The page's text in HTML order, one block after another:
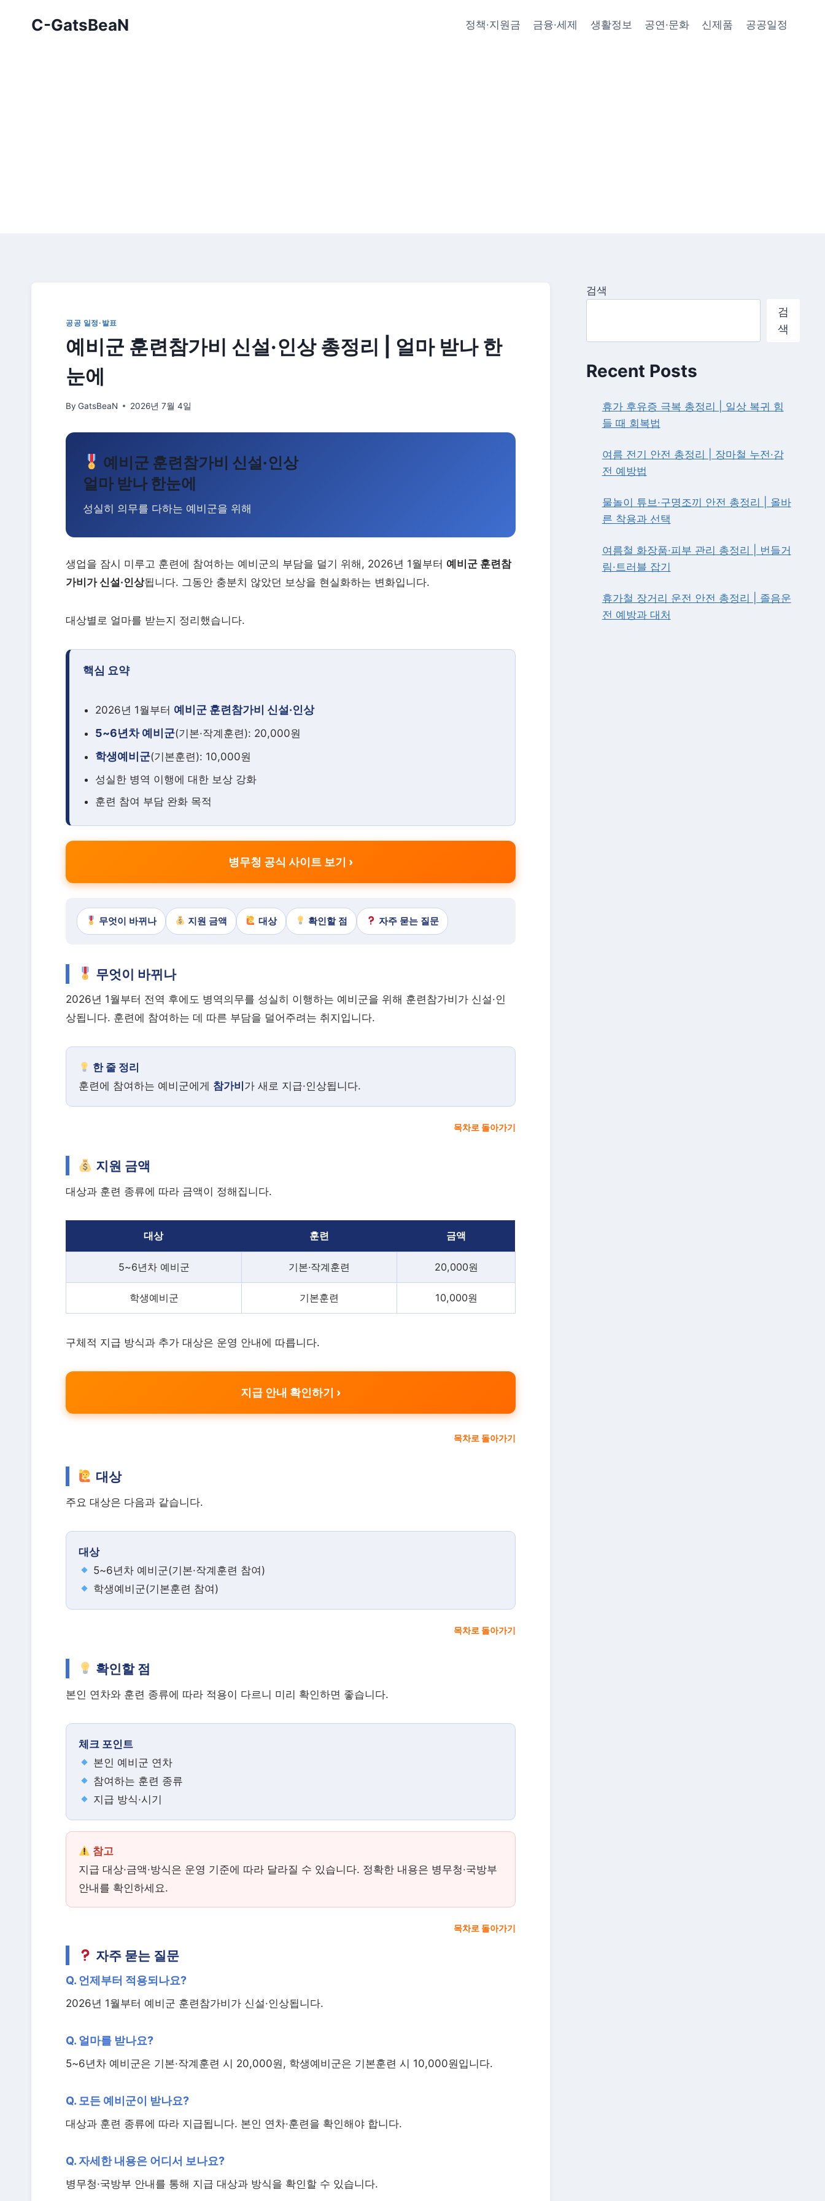
C-GatsBeaN 정책·지원금 금융·세제 생활정보 공연·문화 신제품 공공일정
공공 일정·발표
예비군 훈련참가비 신설·인상 총정리 | 얼마 받나 한
눈에
By GatsBeaN 2026년 7월 4일
예비군 훈련참가비 신설·인상
얼마 받나 한눈에
성실히 의무를 다하는 예비군을 위해
생업을 잠시 미루고 훈련에 참여하는 예비군의 부담을 덜기 위해, 2026년 1월부터 예비군 훈련참
가비가 신설·인상됩니다. 그동안 충분치 않았던 보상을 현실화하는 변화입니다.
대상별로 얼마를 받는지 정리했습니다.
핵심 요약
2026년 1월부터 예비군 훈련참가비 신설·인상
5~6년차 예비군(기본·작계훈련): 20,000원
학생예비군(기본훈련): 10,000원
성실한 병역 이행에 대한 보상 강화
훈련 참여 부담 완화 목적
병무청 공식 사이트 보기
무엇이 바뀌나 지원 금액 대상 확인할 점 자주 묻는 질문
무엇이 바뀌나
2026년 1월부터 전역 후에도 병역의무를 성실히 이행하는 예비군을 위해 훈련참가비가 신설·인
상됩니다. 훈련에 참여하는 데 따른 부담을 덜어주려는 취지입니다.
한 줄 정리
훈련에 참여하는 예비군에게 참가비 가 새로 지급·인상됩니다.
목차로 돌아가기
지원 금액
대상과 훈련 종류에 따라 금액이 정해집니다.
대상 훈련 금액
5~6년차 예비군 기본·작계훈련 20,000원
학생예비군 기본훈련 10,000원
구체적 지급 방식과 추가 대상은 운영 안내에 따릅니다.
지급 안내 확인하기
목차로 돌아가기
대상
주요 대상은 다음과 같습니다.
대상
5~6년차 예비군(기본·작계훈련 참여)
학생예비군(기본훈련 참여)
목차로 돌아가기
확인할 점
본인 연차와 훈련 종류에 따라 적용이 다르니 미리 확인하면 좋습니다.
체크 포인트
본인 예비군 연차
참여하는 훈련 종류
지급 방식·시기
참고
지급 대상·금액·방식은 운영 기준에 따라 달라질 수 있습니다. 정확한 내용은 병무청·국방부
안내를 확인하세요.
목차로 돌아가기
자주 묻는 질문
Q. 언제부터 적용되나요?
2026년 1월부터 예비군 훈련참가비가 신설·인상됩니다.
Q. 얼마를 받나요?
5~6년차 예비군은 기본·작계훈련 시 20,000원, 학생예비군은 기본훈련 시 10,000원입니다.
Q. 모든 예비군이 받나요?
대상과 훈련 종류에 따라 지급됩니다. 본인 연차·훈련을 확인해야 합니다.
Q. 자세한 내용은 어디서 보나요?
병무청·국방부 안내를 통해 지급 대상과 방식을 확인할 수 있습니다.
검색
검
색
Recent Posts
휴가 후유증 극복 총정리 | 일상 복귀 힘
들 때 회복법
여름 전기 안전 총정리 | 장마철 누전·감
전 예방법
물놀이 튜브·구명조끼 안전 총정리 | 올바
른 착용과 선택
여름철 화장품·피부 관리 총정리 | 번들거
림·트러블 잡기
휴가철 장거리 운전 안전 총정리 | 졸음운
전 예방과 대처